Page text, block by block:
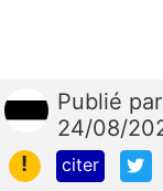
Publié par
24/08/
!
citer